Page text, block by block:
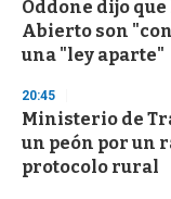
Oddone dijo
Abierto son
una "ley aparte"
20:45
Ministerio de
un peón por un
protocolo rural